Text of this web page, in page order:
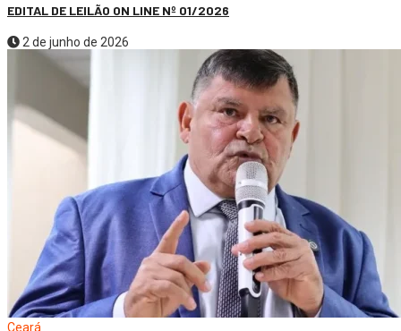
EDITAL DE LEILÃO ON LINE Nº 01/2026
2 de junho de 2026
Ceará